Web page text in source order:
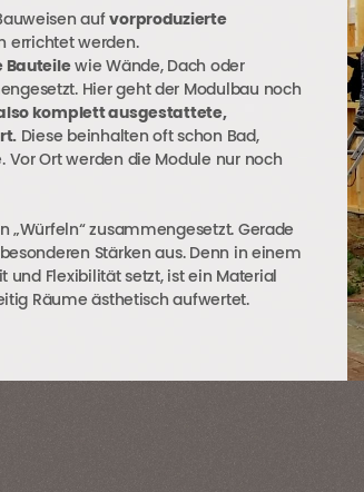
aufvorproduzierte
errichtet werden.
Bauteilewie Wände, Dach oder
Hier geht der Modulbau noch
komplett ausgestattete,
Diese beinhalten oft schon Bad,
Vor Ort werden die Module nur noch
„Würfeln“ zusammengesetzt. Gerade
Stärken aus. Denn in einem
und Flexibilität setzt, ist ein Material
Räume ästhetisch aufwertet.